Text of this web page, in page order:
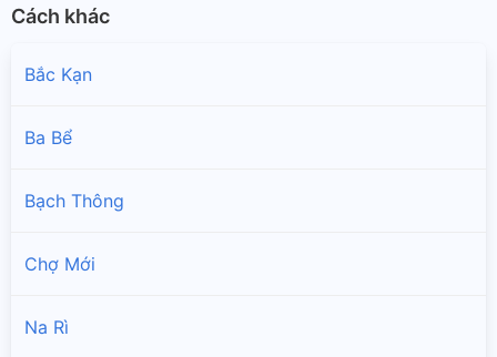
Cách khác
Bắc Kạn
Ba Bể
Bạch Thông
Chợ Mới
Na Rì